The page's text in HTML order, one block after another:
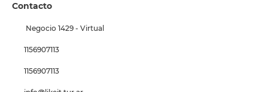
Contacto
Negocio 1429 - Virtual
1156907113
1156907113